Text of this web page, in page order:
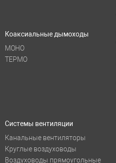
Коаксиальные дымоходы
МОНО
ТЕРМО
Системы вентиляции
Канальные вентиляторы
Круглые воздуховоды
Воздуховоды прямоугольные